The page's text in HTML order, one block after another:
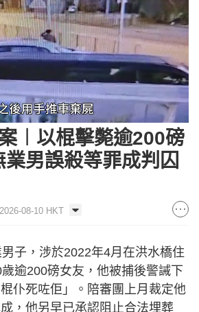
:
︱以棍擊斃逾200磅
男誤殺等罪成判囚
08-10 HKT
子，涉於2022年4月在洪水橋住
逾200磅女友，他被捕後警誡下
仆死咗佢」。陪審團上月裁定他
，他另早已承認阻止合法埋葬